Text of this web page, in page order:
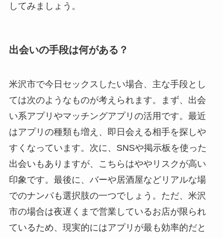
してみましょう。
出会いの手段は何がある？
米沢市で今日セックスしたい場合、主な手段とし
ては次のようなものが考えられます。まず、出会
い系アプリやマッチングアプリの活用です。最近
はアプリの種類も増え、即日会える相手を探しや
すくなっています。次に、SNSや掲示板を使った
出会いもありますが、こちらはややリスクが高い
印象です。最後に、バーや居酒屋などリアルな場
でのナンパも選択肢の一つでしょう。ただ、米沢
市の場合は夜遅くまで営業しているお店が限られ
ているため、現実的にはアプリが最も効率的だと